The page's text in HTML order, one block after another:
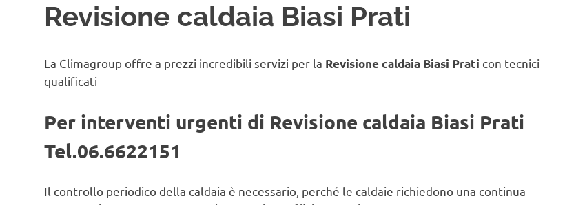
Revisione caldaia Biasi Prati
La Climagroup offre a prezzi incredibili servizi per la Revisione caldaia Biasi Prati con tecnici
qualificati
Per interventi urgenti di Revisione caldaia Biasi Prati
Tel.06.6622151
Il controllo periodico della caldaia è necessario, perché le caldaie richiedono una continua